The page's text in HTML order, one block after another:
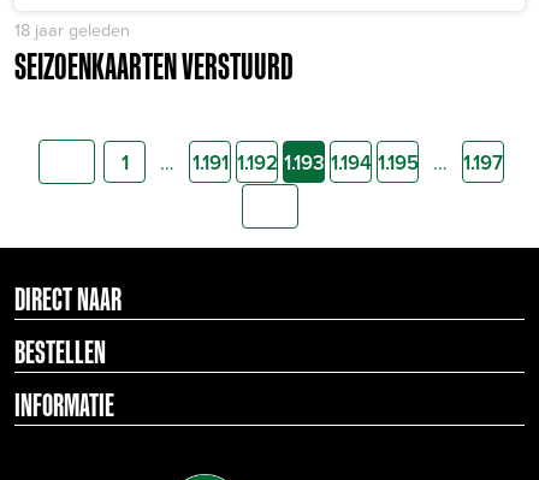
18 jaar geleden
SEIZOENKAARTEN VERSTUURD
1 … 1.191 1.192 1.193 1.194 1.195 … 1.197
DIRECT NAAR
BESTELLEN
INFORMATIE